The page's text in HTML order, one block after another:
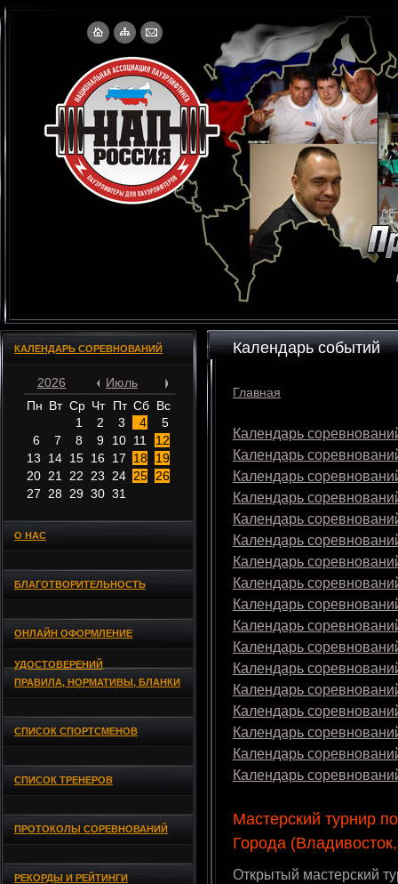
КАЛЕНДАРЬ СОРЕВНОВАНИЙ
2026
Июль
Пн Вт Ср Чт Пт Сб Вс
1
2 3 4
5
6
7 8 9 10 11
12
13
14 15 16 17 18
19
20 21 22 23 24 25
26
27
28 29 30 31
О НАС
БЛАГОТВОРИТЕЛЬНОСТЬ
ОНЛАЙН ОФОРМЛЕНИЕ
УДОСТОВЕРЕНИЙ
ПРАВИЛА, НОРМАТИВЫ, БЛАНКИ
СПИСОК СПОРТСМЕНОВ
СПИСОК ТРЕНЕРОВ
ПРОТОКОЛЫ СОРЕВНОВАНИЙ
РЕКОРДЫ И РЕЙТИНГИ
Календарь событий
Главная
Календарь
Календарь
Календарь
Календарь
Календарь
Календарь
Календарь
Календарь
Календарь
Календарь
Календарь
Календарь
Календарь
Календарь
Календарь
Календарь
Календарь
Мастерский турнир
Города
Открытый мастерский